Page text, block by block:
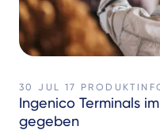
30 JUL 17
Ingenico Terminals
gegeben